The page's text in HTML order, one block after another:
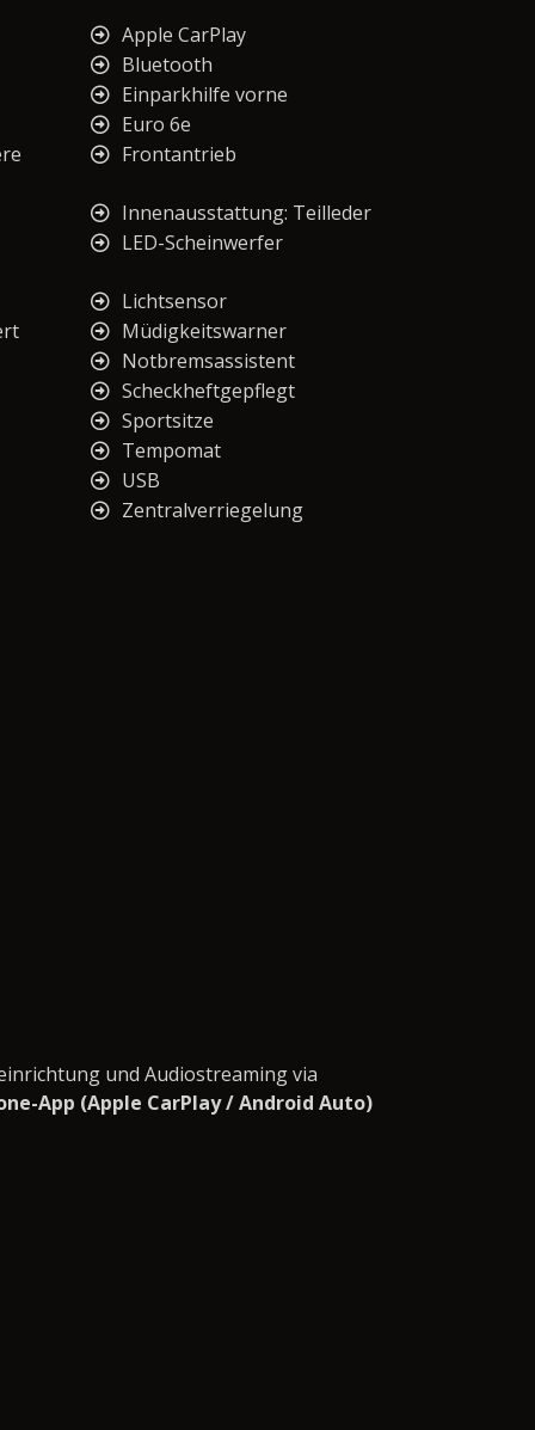
Apple CarPlay
Bluetooth
Einparkhilfe vorne
Euro 6e
Frontantrieb
Innenausstattung: Teilleder
LED-Scheinwerfer
Lichtsensor
Müdigkeitswarner
Notbremsassistent
Scheckheftgepflegt
Sportsitze
Tempomat
USB
Zentralverriegelung
und Audiostreaming via
App (Apple CarPlay / Android Auto)